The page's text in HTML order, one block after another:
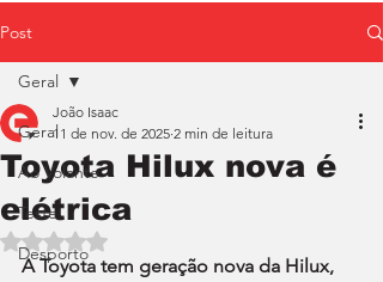
Post
Geral
Ao Volante
Teste
Desporto
Geral
Toyota Hilux nova é
elétrica
João Isaac
11 de nov. de 2025 2 min de leitura
Avaliado com NaN de 5 estrelas.
A Toyota tem geração nova da Hilux,